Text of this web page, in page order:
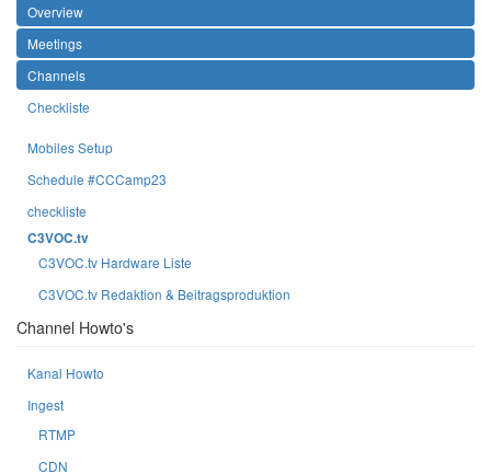
Overview
Meetings
Channels
Checkliste
Mobiles Setup
Schedule #CCCamp23
checkliste
C3VOC.tv
C3VOC.tv Hardware Liste
C3VOC.tv Redaktion & Beitragsproduktion
Channel Howto's
Kanal Howto
Ingest
RTMP
CDN